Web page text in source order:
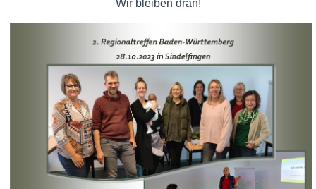
Wir bleiben dran!